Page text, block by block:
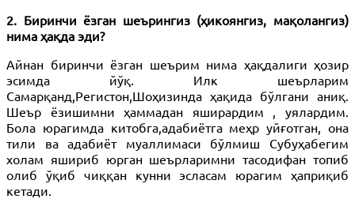
2. Биринчи ёзган шеърингиз (ҳикоянгиз, мақолангиз)
нима ҳақда эди?
Айнан биринчи ёзган шеърим нима ҳақдалиги ҳозир
эсимда йўқ. Илк шеърларим
Самарқанд,Регистон,Шоҳизинда ҳақида бўлгани аниқ.
Шеър ёзишимни ҳаммадан яширардим , уялардим.
Бола юрагимда китобга,адабиётга меҳр уйғотган, она
тили ва адабиёт муаллимаси бўлмиш Субуҳабегим
холам яшириб юрган шеърларимни тасодифан топиб
олиб ўқиб чиққан кунни эсласам юрагим ҳаприқиб
кетади.